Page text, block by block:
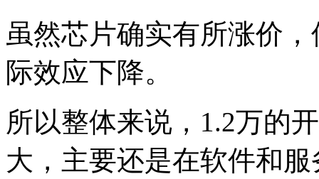
虽然芯片确实有所涨价
际效应下降。
所以整体来说，1.2万的
大，主要还是在软件和